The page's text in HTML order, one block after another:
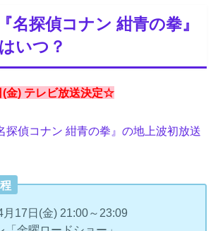
名探偵コナン 紺青の拳』
いつ？
金) テレビ放送決定☆
探偵コナン 紺青の拳』の地上波初放送
月17日(金) 21:00～23:09